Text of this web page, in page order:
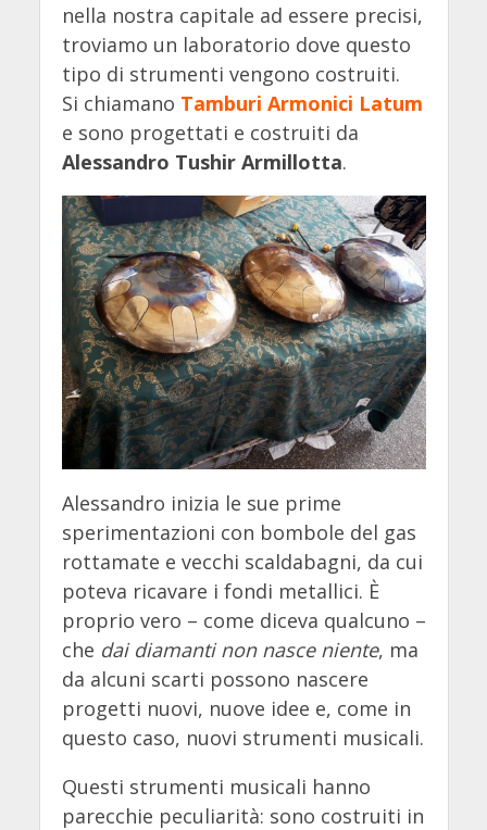
nella nostra capitale ad essere precisi,
troviamo un laboratorio dove questo
tipo di strumenti vengono costruiti.
Si chiamano Tamburi Armonici Latum
e sono progettati e costruiti da
Alessandro Tushir Armillotta.
Alessandro inizia le sue prime
sperimentazioni con bombole del gas
rottamate e vecchi scaldabagni, da cui
poteva ricavare i fondi metallici. È
proprio vero – come diceva qualcuno –
che dai diamanti non nasce niente, ma
da alcuni scarti possono nascere
progetti nuovi, nuove idee e, come in
questo caso, nuovi strumenti musicali.
Questi strumenti musicali hanno
parecchie peculiarità: sono costruiti in